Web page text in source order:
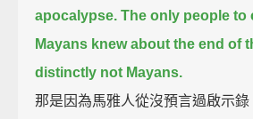
apocalypse. The only people to
Mayans knew about the end of
distinctly not Mayans.
那是因為馬雅人從沒預言過啟示